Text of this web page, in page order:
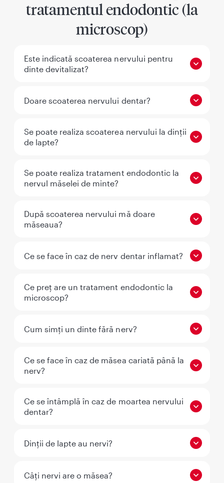
tratamentul endodontic (la
microscop)
Este indicată scoaterea nervului pentru
dinte devitalizat?
Doare scoaterea nervului dentar?
Se poate realiza scoaterea nervului la dinții
de lapte?
Se poate realiza tratament endodontic la
nervul măselei de minte?
După scoaterea nervului mă doare
măseaua?
Ce se face în caz de nerv dentar inflamat?
Ce preț are un tratament endodontic la
microscop?
Cum simți un dinte fără nerv?
Ce se face în caz de măsea cariată până la
nerv?
Ce se întâmplă în caz de moartea nervului
dentar?
Dinții de lapte au nervi?
Câți nervi are o măsea?